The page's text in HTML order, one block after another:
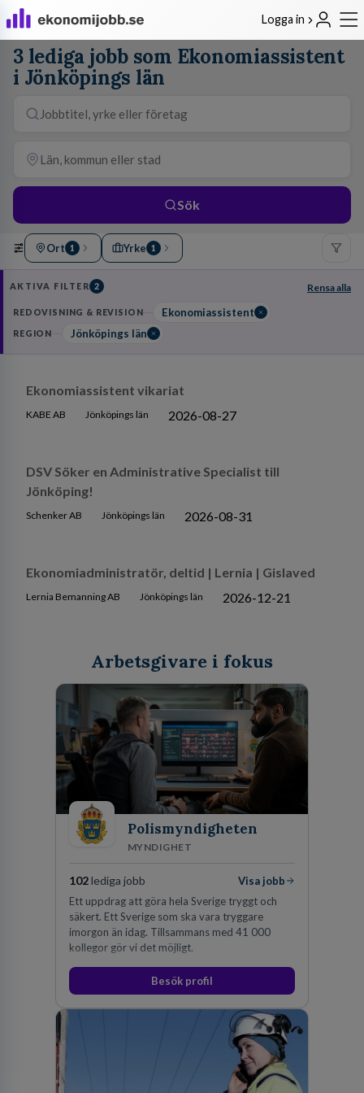
Logga in
3 lediga jobb som Ekonomiassistent
i Jönköpings län
Sök
Ort 1 Yrke 1
AKTIVA FILTER 2 Rensa alla
REDOVISNING & REVISION Ekonomiassistent
REGION Jönköpings län
Ekonomiassistent vikariat
KABE AB Jönköpings län 2026-08-27
DSV Söker en Administrative Specialist till
Jönköping!
Schenker AB Jönköpings län 2026-08-31
Ekonomiadministratör, deltid | Lernia | Gislaved
Lernia Bemanning AB Jönköpings län 2026-12-21
Arbetsgivare i fokus
Polismyndigheten
MYNDIGHET
102lediga jobb
Visa jobb
Ett uppdrag att göra hela Sverige tryggt och
säkert. Ett Sverige som ska vara tryggare
imorgon än idag. Tillsammans med 41 000
kollegor gör vi det möjligt.
Besök profil